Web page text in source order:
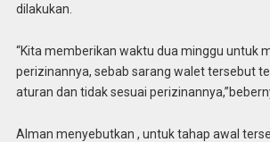
dilakukan.
“Kita memberikan waktu dua minggu untuk
perizinannya, sebab sarang walet tersebut
aturan dan tidak sesuai
Alman menyebutkan , untuk tahap awal